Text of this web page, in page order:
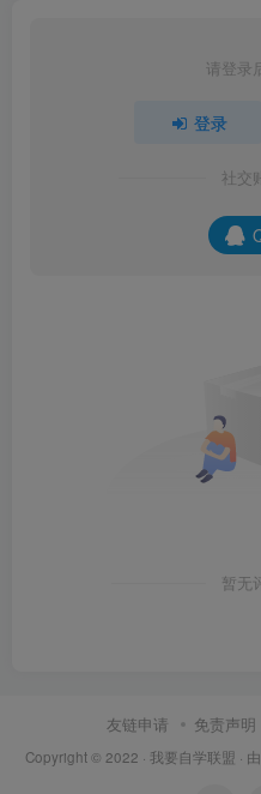
请登录
登录
社交
暂无
友链申请 免责声明
Copyright © 2022 · 我要自学联盟 · 由